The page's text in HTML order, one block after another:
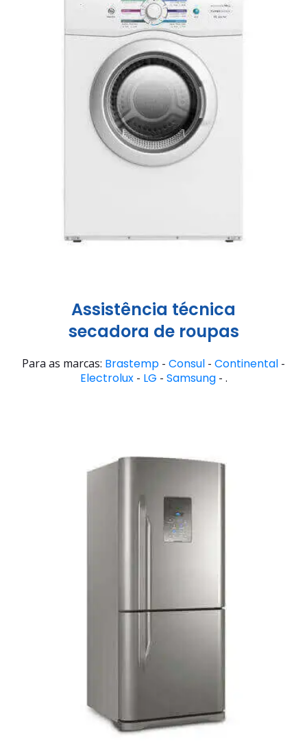
Assistência técnica
secadora de roupas
Para as marcas: Brastemp - Consul - Continental -
Electrolux- LG - Samsung- .